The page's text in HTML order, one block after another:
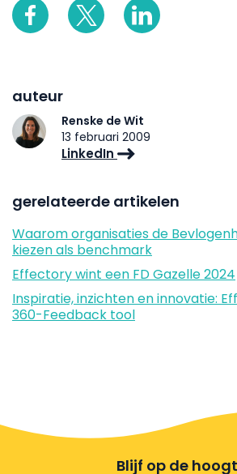
auteur
Renske de Wit
13 februari 2009
LinkedIn
gerelateerde artikelen
Waarom organisaties de
kiezen als benchmark
Effectory wint een FD Gazelle 2024
Inspiratie, inzichten en innovatie:
360-Feedback tool
Blijf op de